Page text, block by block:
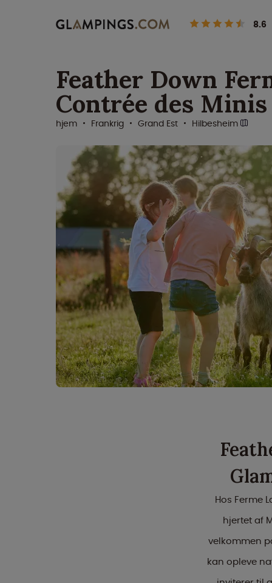
8.6
Feather Down
Contrée des Minis
hjem Frankrig Grand Est Hilbesheim
Hos Ferme
hjertet af
velkommen
kan opleve